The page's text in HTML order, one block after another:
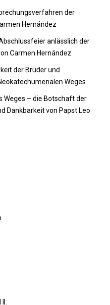
der
Hernández
anlässlich der
Carmen Hernández
der Brüder und
Weges
Weges – die Botschaft der
Dankbarkeit von Papst Leo